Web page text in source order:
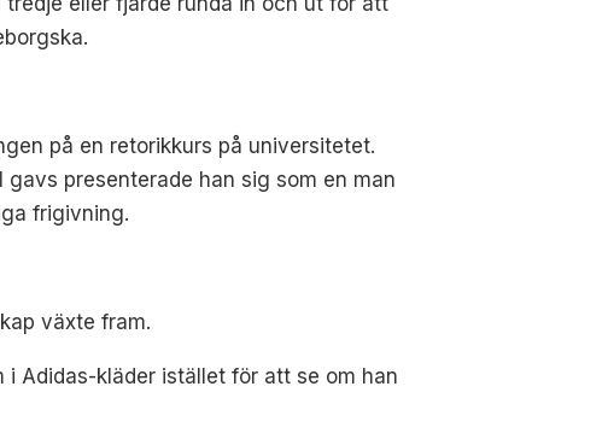
på en retorikkurs på universitetet.
presenterade han sig som en man
frigivning.
växte fram.
Adidas-kläder istället för att se om han